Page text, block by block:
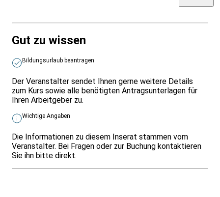
Gut zu wissen
Bildungsurlaub beantragen
Der Veranstalter sendet Ihnen gerne weitere Details
zum Kurs sowie alle benötigten Antragsunterlagen für
Ihren Arbeitgeber zu.
Wichtige Angaben
Die Informationen zu diesem Inserat stammen vom
Veranstalter. Bei Fragen oder zur Buchung kontaktieren
Sie ihn bitte direkt.